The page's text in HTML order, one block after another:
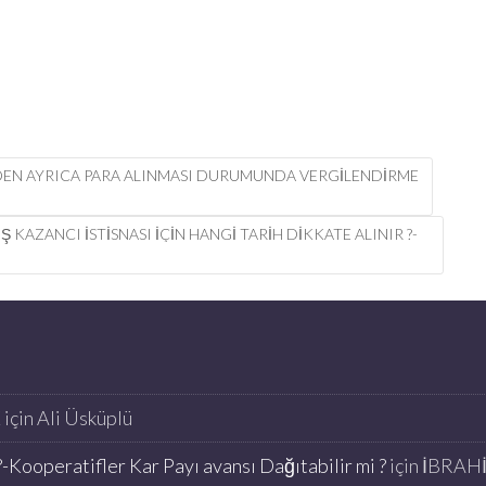
AYRICA PARA ALINMASI DURUMUNDA VERGILENDIRME
KAZANCI ISTISNASI IÇIN HANGI TARIH DIKKATE ALINIR ?-
içinAli Üsküplü
Kar Payı avansı Dağıtabilir mi ?için